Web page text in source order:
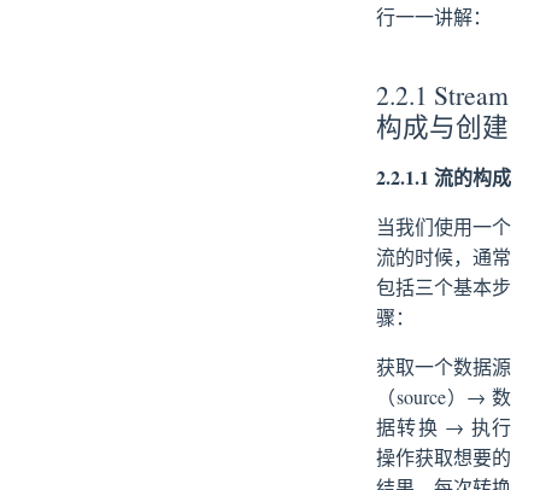
行一一讲解：
2.2.1 Stream
构成与创建
2.2.1.1 流的构成
当我们使用一个
流的时候，通常
包括三个基本步
骤：
获取一个数据源
（source）→ 数
据转换 → 执行
操作获取想要的